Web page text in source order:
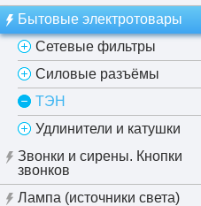
Бытовые электротовары
Сетевые фильтры
Силовые разъёмы
ТЭН
Удлинители и катушки
Звонки и сирены. Кнопки
звонков
Лампа (источники света)